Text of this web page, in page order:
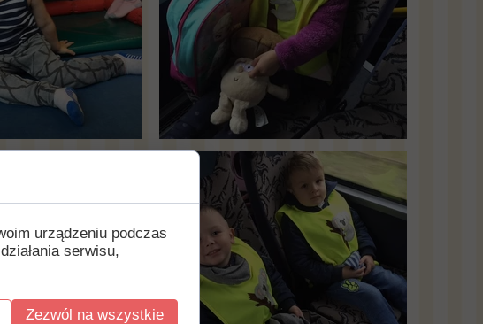
urządzeniu podczas
serwisu,
Zezwól na wszystkie